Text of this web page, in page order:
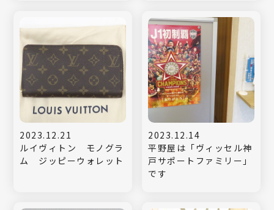
2023.12.21
ルイヴィトン モノグラ
ム ジッピーウォレット
2023.12.14
平野屋は「ヴィッセル神
戸サポートファミリー」
です